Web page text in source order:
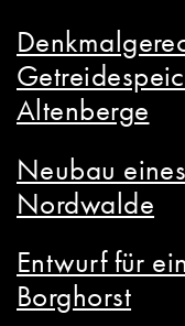
Altenberge
Neubau
Nordwalde
Entwurf für
Borghorst